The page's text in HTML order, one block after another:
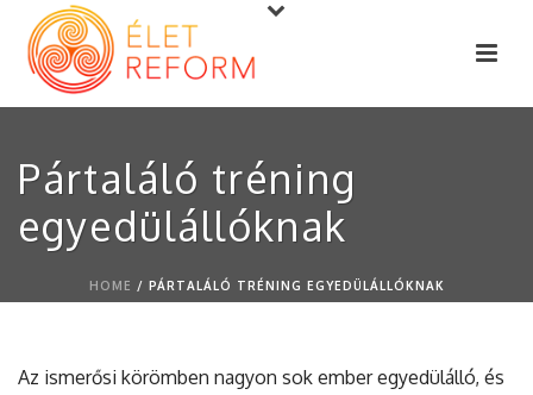
Pártaláló tréning
egyedülállóknak
HOME / PÁRTALÁLÓ TRÉNING EGYEDÜLÁLLÓKNAK
Az ismerősi körömben nagyon sok ember egyedülálló, és